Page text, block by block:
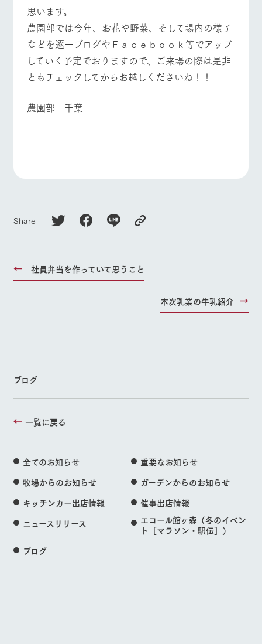
思います。
農園部では今年、お花や野菜、そして場内の様子
などを逐一ブログやＦａｃｅｂｏｏｋ等でアップ
していく予定でおりますので、ご来場の際は是非
ともチェックしてからお越しくださいね！！
農園部 千葉
Share
社員弁当を作っていて思うこと
木次乳業の牛乳紹介
ブログ
一覧に戻る
全てのお知らせ
重要なお知らせ
牧場からのお知らせ
ガーデンからのお知らせ
キッチンカー出店情報
催事出店情報
ニュースリリース
エコール館ヶ森（冬のイベン
ト［マラソン・駅伝］）
ブログ